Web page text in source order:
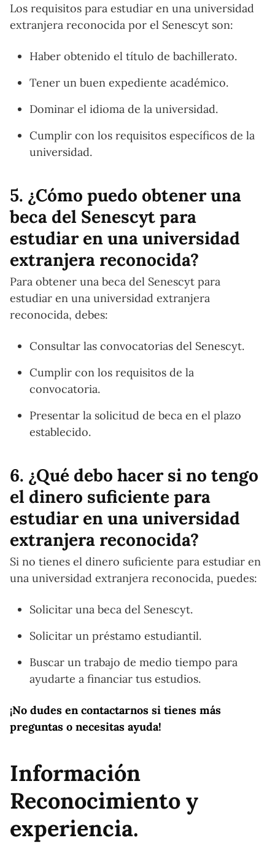
Los requisitos para estudiar en una universidad
extranjera reconocida por el Senescyt son:
Haber obtenido el título de bachillerato.
Tener un buen expediente académico.
Dominar el idioma de la universidad.
Cumplir con los requisitos específicos de la
universidad.
5. ¿Cómo puedo obtener una
beca del Senescyt para
estudiar en una universidad
extranjera reconocida?
Para obtener una beca del Senescyt para
estudiar en una universidad extranjera
reconocida, debes:
Consultar las convocatorias del Senescyt.
Cumplir con los requisitos de la
convocatoria.
Presentar la solicitud de beca en el plazo
establecido.
6. ¿Qué debo hacer si no tengo
el dinero suficiente para
estudiar en una universidad
extranjera reconocida?
Si no tienes el dinero suficiente para estudiar en
una universidad extranjera reconocida, puedes:
Solicitar una beca del Senescyt.
Solicitar un préstamo estudiantil.
Buscar un trabajo de medio tiempo para
ayudarte a financiar tus estudios.
¡No dudes en contactarnos si tienes más
preguntas o necesitas ayuda!
Información
Reconocimiento y
experiencia.